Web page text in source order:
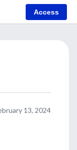
Access
13, 2024